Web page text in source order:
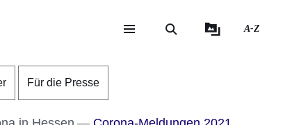
Seite A-Z
Für die Presse